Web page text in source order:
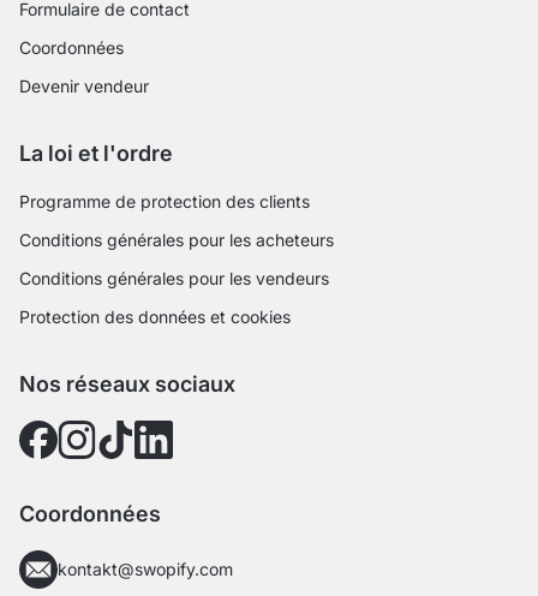
Formulaire de contact
Coordonnées
Devenir vendeur
La loi et l'ordre
Programme de protection des clients
Conditions générales pour les acheteurs
Conditions générales pour les vendeurs
Protection des données et cookies
Nos réseaux sociaux
Coordonnées
kontakt@swopify.com